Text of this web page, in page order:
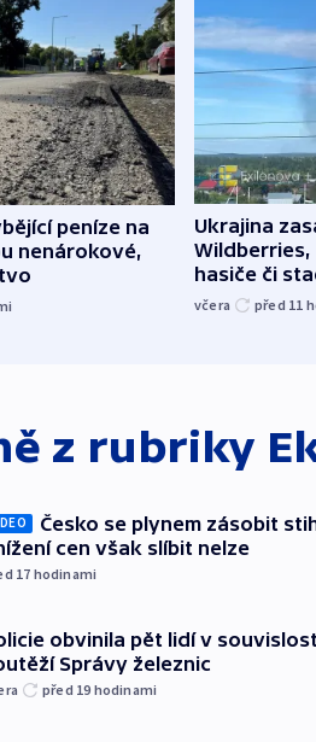
peníze na
nenárokové,
Ukrajina
Wildberries,
hasiče či
včera před 11
z rubriky
Česko se plynem zásobit
cen však slíbit nelze
17 hodinami
obvinila pět lidí v
Správy železnic
před 19 hodinami